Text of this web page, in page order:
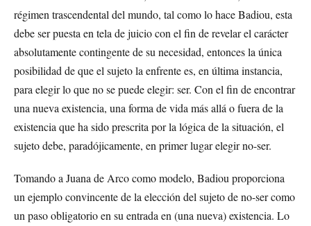
régimen trascendental del mundo, tal como lo hace Badiou, esta
debe ser puesta en tela de juicio con el fin de revelar el carácter
absolutamente contingente de su necesidad, entonces la única
posibilidad de que el sujeto la enfrente es, en última instancia,
para elegir lo que no se puede elegir: ser. Con el fin de encontrar
una nueva existencia, una forma de vida más allá o fuera de la
existencia que ha sido prescrita por la lógica de la situación, el
sujeto debe, paradójicamente, en primer lugar elegir no-ser.
Tomando a Juana de Arco como modelo, Badiou proporciona
un ejemplo convincente de la elección del sujeto de no-ser como
un paso obligatorio en su entrada en (una nueva) existencia. Lo